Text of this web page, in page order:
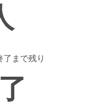
了まで残り